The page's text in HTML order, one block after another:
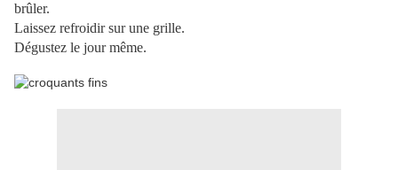
brûler.
Laissez refroidir sur une grille.
Dégustez le jour même.